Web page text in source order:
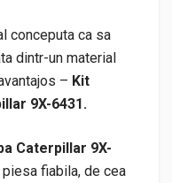
conceputa ca sa
dintr-un material
– Kit
9X-6431.
Caterpillar 9X-
fiabila, de cea